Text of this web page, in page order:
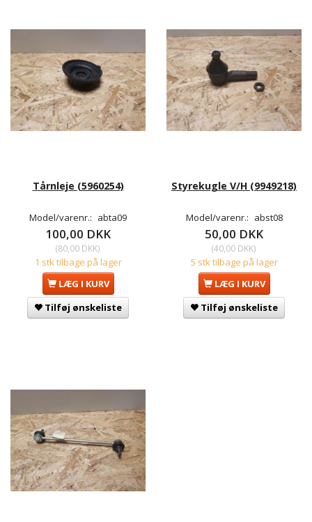
Tårnleje (5960254)
Model/varenr.: abta09
100,00 DKK
(80,00 DKK)
1 stk tilbage på lager
LÆG I KURV
Tilføj ønskeliste
Styrekugle V/H (9949218)
Model/varenr.: abst08
50,00 DKK
(40,00 DKK)
5 stk tilbage på lager
LÆG I KURV
Tilføj ønskeliste